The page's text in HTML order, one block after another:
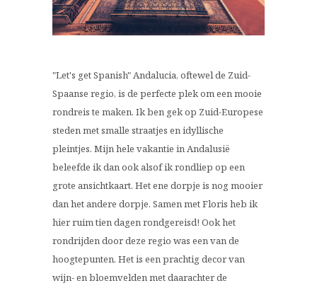
"Let's get Spanish" Andalucia, oftewel de Zuid-
Spaanse regio, is de perfecte plek om een mooie
rondreis te maken. Ik ben gek op Zuid-Europese
steden met smalle straatjes en idyllische
pleintjes. Mijn hele vakantie in Andalusië
beleefde ik dan ook alsof ik rondliep op een
grote ansichtkaart. Het ene dorpje is nog mooier
dan het andere dorpje. Samen met Floris heb ik
hier ruim tien dagen rondgereisd! Ook het
rondrijden door deze regio was een van de
hoogtepunten. Het is een prachtig decor van
wijn- en bloemvelden met daarachter de